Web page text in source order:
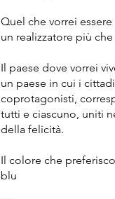
Quel che vorrei essere
un realizzatore più
Il paese dove vorrei
un paese in cui i
coprotagonisti,
tutti e ciascuno, uniti
della felicità.
Il colore che preferisco
blu